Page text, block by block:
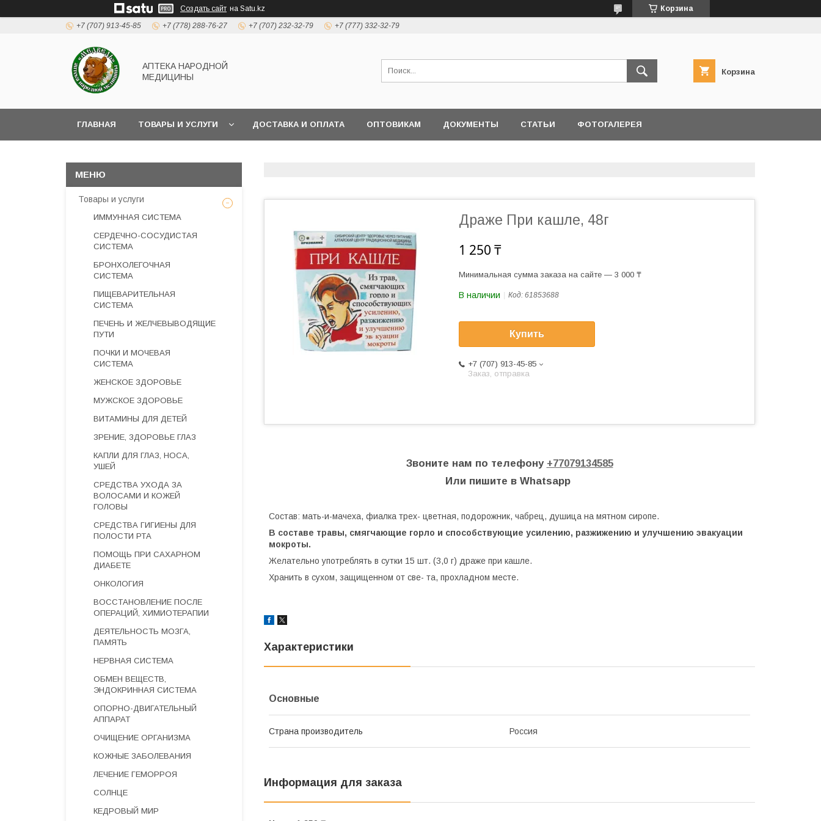
Создать сайт на Satu.kz Корзина
+7 (707) 913-45-85 +7 (778) 288-76-27 +7 (707) 232-32-79 +7 (777) 332-32-79
АПТЕКА НАРОДНОЙ
МЕДИЦИНЫ
Корзина
ГЛАВНАЯ ТОВАРЫ И УСЛУГИ ДОСТАВКА И ОПЛАТА ОПТОВИКАМ ДОКУМЕНТЫ СТАТЬИ ФОТОГАЛЕРЕЯ
Драже При кашле, 48г
1 250 ₸
Минимальная сумма заказа на сайте — 3 000 ₸
В наличии Код: 61853688
Купить
+7 (707) 913-45-85
Заказ, отправка
Звоните нам по телефону +77079134585
Или пишите в Whatsapp
Состав: мать-и-мачеха, фиалка трех- цветная, подорожник, чабрец, душица на мятном сиропе.
В составе травы, смягчающие горло и способствующие усилению, разжижению и улучшению эвакуации
мокроты.
Желательно употреблять в сутки 15 шт. (3,0 г) драже при кашле.
Хранить в сухом, защищенном от све- та, прохладном месте.
Характеристики
Основные
Страна производитель Россия
Информация для заказа
Товары и услуги
ИММУННАЯ СИСТЕМА
СЕРДЕЧНО-СОСУДИСТАЯ
СИСТЕМА
БРОНХОЛЕГОЧНАЯ
СИСТЕМА
ПИЩЕВАРИТЕЛЬНАЯ
СИСТЕМА
ПЕЧЕНЬ И ЖЕЛЧЕВЫВОДЯЩИЕ
ПУТИ
ПОЧКИ И МОЧЕВАЯ
СИСТЕМА
ЖЕНСКОЕ ЗДОРОВЬЕ
МУЖСКОЕ ЗДОРОВЬЕ
ВИТАМИНЫ ДЛЯ ДЕТЕЙ
ЗРЕНИЕ, ЗДОРОВЬЕ ГЛАЗ
КАПЛИ ДЛЯ ГЛАЗ, НОСА,
УШЕЙ
СРЕДСТВА УХОДА ЗА
ВОЛОСАМИ И КОЖЕЙ
ГОЛОВЫ
СРЕДСТВА ГИГИЕНЫ ДЛЯ
ПОЛОСТИ РТА
ПОМОЩЬ ПРИ САХАРНОМ
ДИАБЕТЕ
ОНКОЛОГИЯ
ВОССТАНОВЛЕНИЕ ПОСЛЕ
ОПЕРАЦИЙ, ХИМИОТЕРАПИИ
ДЕЯТЕЛЬНОСТЬ МОЗГА,
ПАМЯТЬ
НЕРВНАЯ СИСТЕМА
ОБМЕН ВЕЩЕСТВ,
ЭНДОКРИННАЯ СИСТЕМА
ОПОРНО-ДВИГАТЕЛЬНЫЙ
АППАРАТ
ОЧИЩЕНИЕ ОРГАНИЗМА
КОЖНЫЕ ЗАБОЛЕВАНИЯ
ЛЕЧЕНИЕ ГЕМОРРОЯ
СОЛНЦЕ
КЕДРОВЫЙ МИР